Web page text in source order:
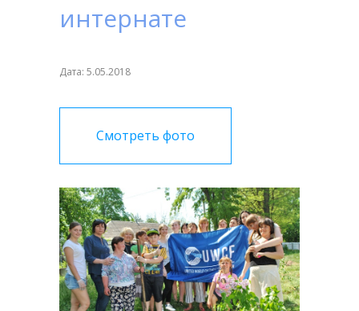
интернате
Дата: 5.05.2018
Смотреть фото